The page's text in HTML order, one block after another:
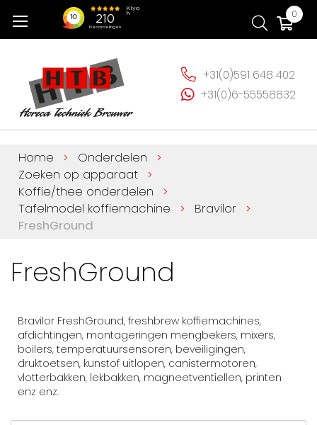
naar
0
+31(0)591 648 402
+31(0)6-55558832
Home
Onderdelen
Zoeken op apparaat
Koffie/thee onderdelen
Tafelmodel koffiemachine
Bravilor
FreshGround
FreshGround
Bravilor FreshGround, freshbrew koffiemachines,
afdichtingen, montageringen mengbekers, mixers,
boilers, temperatuursensoren, beveiligingen,
druktoetsen, kunstof uitlopen, canistermotoren,
vlotterbakken, lekbakken, magneetventiellen, printen
enz enz.